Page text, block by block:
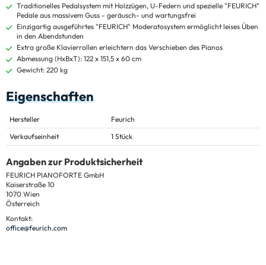
Traditionelles Pedalsystem mit Holzzügen, U-Federn und spezielle "FEURICH"
Pedale aus massivem Guss - geräusch- und wartungsfrei
Einzigartig ausgeführtes "FEURICH" Moderatosystem ermöglicht leises Üben
in den Abendstunden
Extra große Klavierrollen erleichtern das Verschieben des Pianos
Abmessung (HxBxT): 122 x 151,5 x 60 cm
Gewicht: 220 kg
Eigenschaften
Hersteller
Feurich
Verkaufseinheit
1 Stück
Angaben zur Produktsicherheit
FEURICH PIANOFORTE GmbH
Kaiserstraße 10
1070 Wien
Österreich
Kontakt:
office@feurich.com